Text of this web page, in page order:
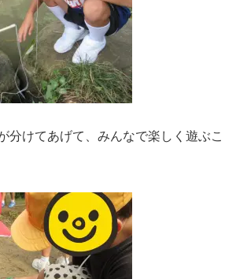
分けてあげて、みんなで楽しく遊ぶこ